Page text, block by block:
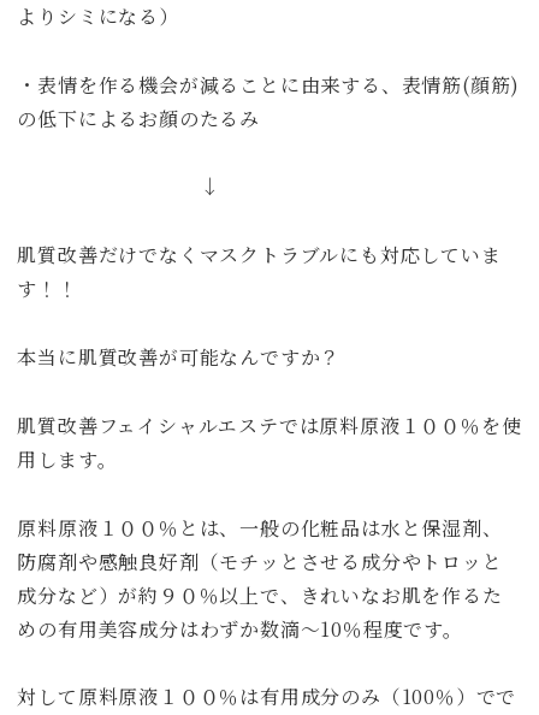
よりシミになる）
・表情を作る機会が減ることに由来する、表情筋(顔筋)
の低下によるお顔のたるみ
↓
肌質改善だけでなくマスクトラブルにも対応していま
す！！
本当に肌質改善が可能なんですか？
肌質改善フェイシャルエステでは原料原液１００％を使
用します。
原料原液１００％とは、一般の化粧品は水と保湿剤、
防腐剤や感触良好剤（モチッとさせる成分やトロッと
成分など）が約９０％以上で、きれいなお肌を作るた
めの有用美容成分はわずか数滴～10％程度です。
対して原料原液１００％は有用成分のみ（100％）でで